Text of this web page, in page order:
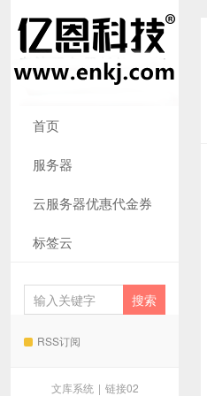
首页
服务器
云服务器优惠代金券
标签云
RSS订阅
文库系统 | 链接02